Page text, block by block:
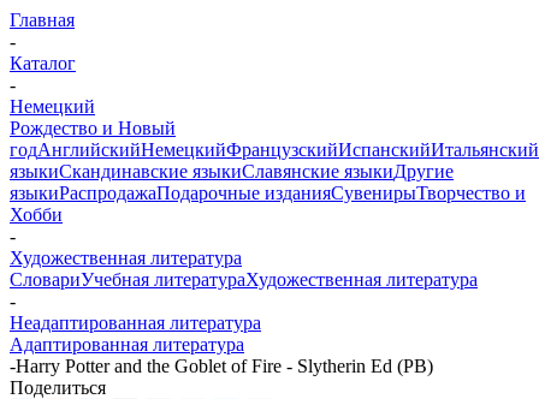
Главная
-
Каталог
-
Немецкий
Рождество и Новый
годАнглийскийНемецкийФранцузскийИспанскийИтальянский
языкиСкандинавские языкиСлавянские языкиДругие
языкиРаспродажаПодарочные изданияСувенирыТворчество и
Хобби
-
Художественная литература
СловариУчебная литератураХудожественная литература
-
Неадаптированная литература
Адаптированная литература
-Harry Potter and the Goblet of Fire - Slytherin Ed (PB)
Поделиться